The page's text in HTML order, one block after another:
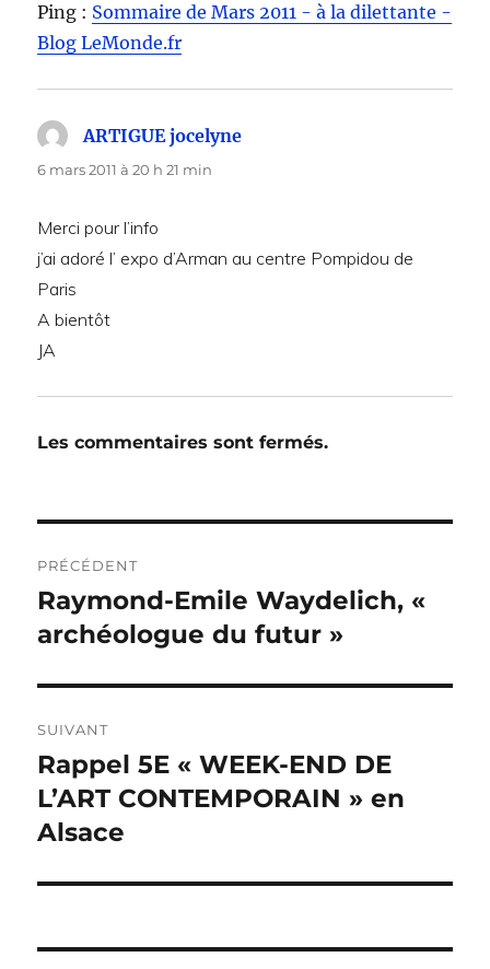
Ping : Sommaire de Mars 2011 - à la dilettante -
Blog LeMonde.fr
ARTIGUE jocelyne
6 mars 2011 à 20 h 21 min
Merci pour l’info
j’ai adoré l’ expo d’Arman au centre Pompidou de
Paris
A bientôt
JA
Les commentaires sont fermés.
de
l’article
PRÉCÉDENT
Publication
précédente :
Raymond-Emile Waydelich, «
archéologue du futur »
SUIVANT
Publication
suivante :
Rappel 5E « WEEK-END DE
L’ART CONTEMPORAIN » en
Alsace